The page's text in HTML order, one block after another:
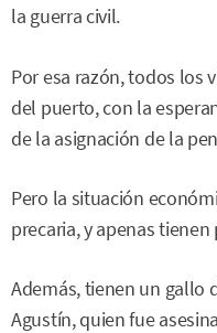
la guerra civil.
Por esa razón, todos los
del puerto, con la
de la asignación de la
Pero la situación
precaria, y apenas
Además, tienen un gallo
Agustín, quien fue